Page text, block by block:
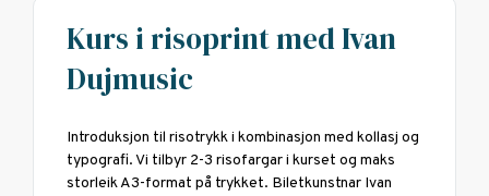
Kurs i risoprint med Ivan
Dujmusic
Introduksjon til risotrykk i kombinasjon med kollasj og
typografi. Vi tilbyr 2-3 risofargar i kurset og maks
storleik A3-format på trykket. Biletkunstnar Ivan